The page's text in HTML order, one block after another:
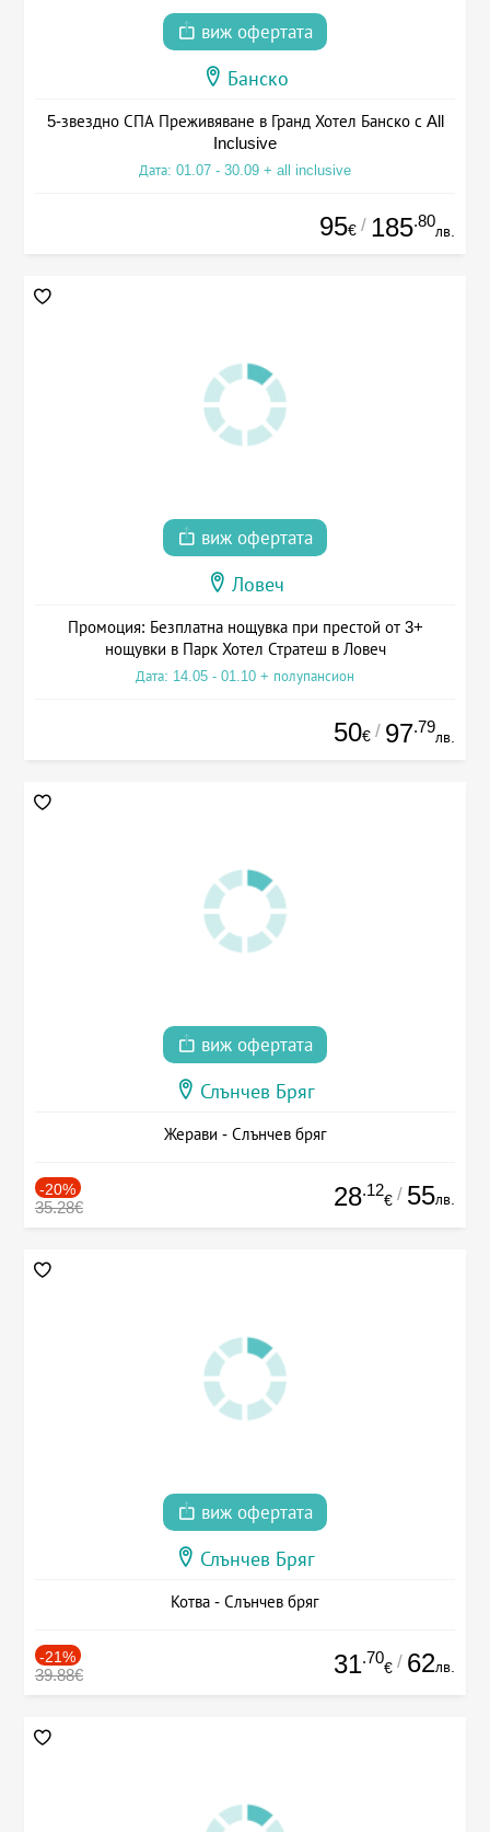
виж офертата
Банско
5-звездно СПА Преживяване в Гранд Хотел Банско с All
Inclusive
Дата: 01.07 - 30.09 + all inclusive
95€ / 185.80
лв.
виж офертата
Ловеч
Промоция: Безплатна нощувка при престой от 3+
нощувки в Парк Хотел Стратеш в Ловеч
Дата: 14.05 - 01.10 + полупансион
50€ / 97.79
лв.
виж офертата
Слънчев Бряг
Жерави - Слънчев бряг
-20%
35.28€ 28.12
€ / 55лв.
виж офертата
Слънчев Бряг
Котва - Слънчев бряг
-21%
39.88€ 31.70
€ / 62лв.